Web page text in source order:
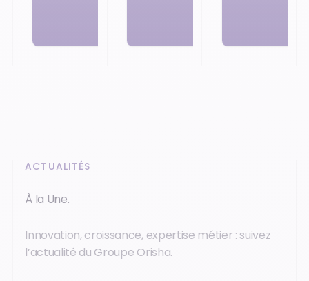
ACTUALITÉS
À la Une.
Innovation, croissance, expertise métier : suivez
l’actualité du Groupe Orisha.